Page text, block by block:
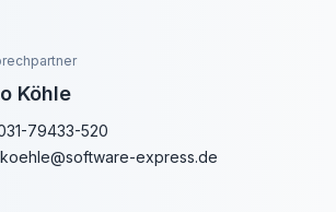
Köhle
79433-520
express.de